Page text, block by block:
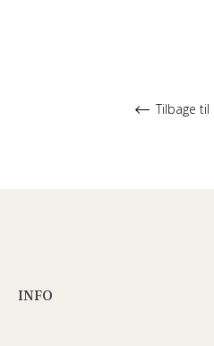
Tilbage
INFO